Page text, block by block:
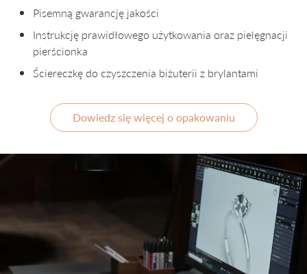
Pisemną gwarancję jakości
Instrukcję prawidłowego użytkowania oraz pielęgnacji
pierścionka
Ściereczkę do czyszczenia biżuterii z brylantami
Dowiedz się więcej o opakowaniu